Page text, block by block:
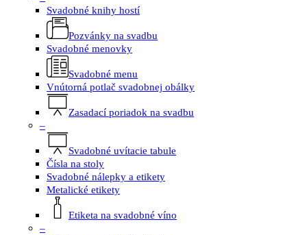
Svadobné knihy hostí
Pozvánky na svadbu
Svadobné menovky
Svadobné menu
Vnútorná potlač svadobnej obálky
Zasadací poriadok na svadbu
–
Svadobné uvítacie tabule
Čísla na stoly
Svadobné nálepky a etikety
Metalické etikety
Etiketa na svadobné víno
–